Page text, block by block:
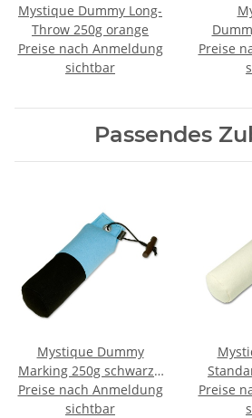
Mystique Dummy Long-
Throw 250g orange
Preise nach Anmeldung
sichtbar
Preise
Passendes
Mystique Dummy
Marking 250g schwarz /
hellblau
Preise nach Anmeldung
sichtbar
Preise